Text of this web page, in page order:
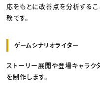
応をもとに改善点を分析する
務です。
ゲームシナリオライター
ストーリー展開や登場キャラク
を制作します。